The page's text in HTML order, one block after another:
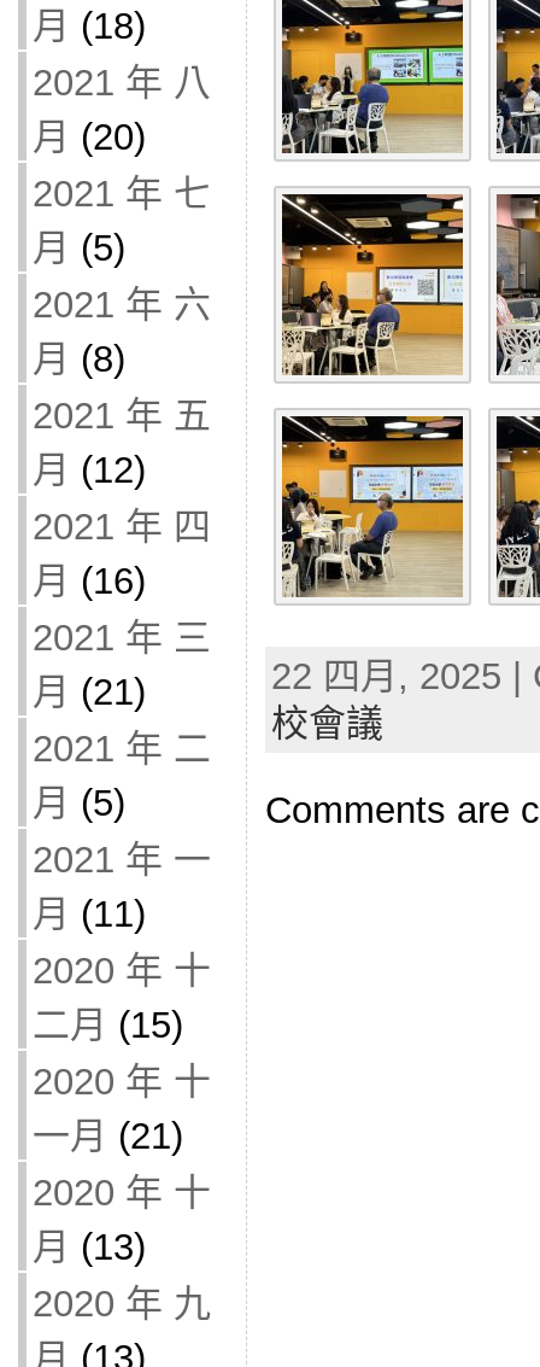
月 (18)
2021 年 八
月 (20)
2021 年 七
月 (5)
2021 年 六
月 (8)
2021 年 五
月 (12)
2021 年 四
月 (16)
2021 年 三
月 (21)
2021 年 二
月 (5)
2021 年 一
月 (11)
2020 年 十
二月 (15)
2020 年 十
一月 (21)
2020 年 十
月 (13)
2020 年 九
月 (13)
22 四月, 2025
校會議
Comments are